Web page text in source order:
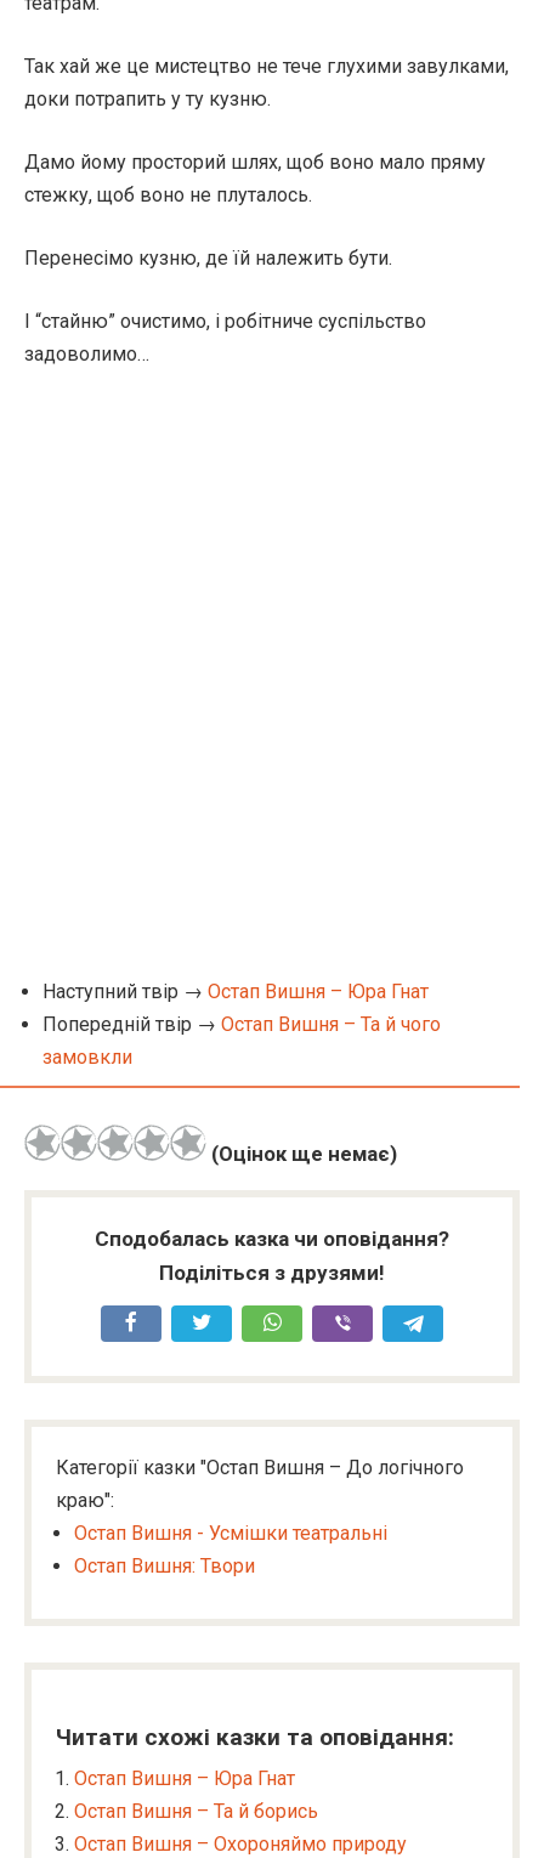
Так хай же це мистецтво не тече глухими завулками,
доки потрапить у ту кузню.
Дамо йому просторий шлях, щоб воно мало пряму
стежку, щоб воно не плуталось.
Перенесімо кузню, де їй належить бути.
І “стайню” очистимо, і робітниче суспільство
задоволимо…
Наступний твір → Остап Вишня – Юра Гнат
Попередній твір → Остап Вишня – Та й чого
замовкли
(Оцінок ще немає)
Сподобалась казка чи оповідання?
Поділіться з друзями!
Категорії казки "Остап Вишня – До логічного
краю":
Остап Вишня - Усмішки театральні
Остап Вишня: Твори
Читати схожі казки та оповідання:
Остап Вишня – Юра Гнат
Остап Вишня – Та й борись
Остап Вишня – Охороняймо природу